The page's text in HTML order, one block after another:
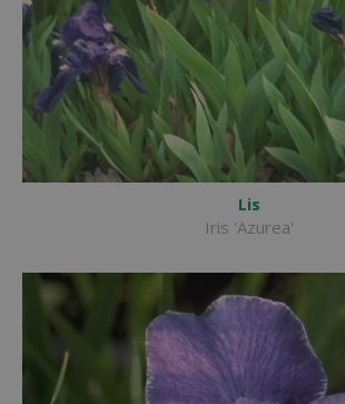
Lis
Iris 'Azurea'